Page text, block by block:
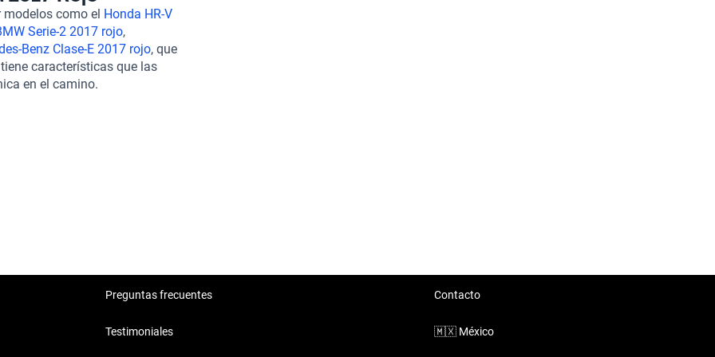
parqueo en la parte
Con un consumo
el Giulietta es una
un Alfa Romeo Giulietta
todos nuestros vehículos
financiamiento flexible y
como el Honda HR-V
Serie-2 2017 rojo,
Benz Clase-E 2017 rojo, que
características que las
en el camino.
Preguntas frecuentes
Testimoniales
Contacto
🇲🇽 México